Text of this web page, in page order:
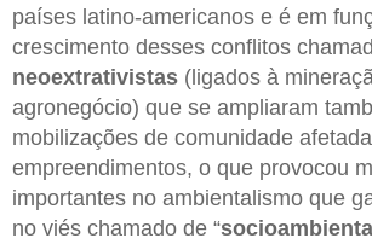
países latino-americanos e é em
crescimento desses conflitos
neoextrativistas (ligados à
agronegócio) que se ampliaram
mobilizações de comunidade
empreendimentos, o que provocou
importantes no ambientalismo que
no viés chamado de “